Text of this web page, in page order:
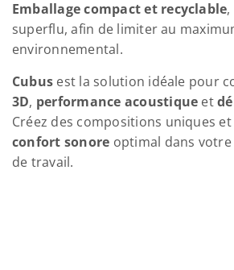
Emballage compact et recyclable
superflu, afin de limiter au
environnemental.
Cubus est la solution idéale pour
3D, performance acoustique et
Créez des compositions uniques
confort sonore optimal dans votre
de travail.